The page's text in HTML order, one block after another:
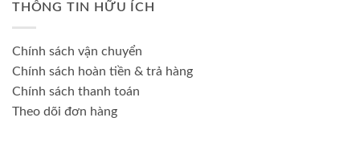
THÔNG TIN HỮU ÍCH
Chính sách vận chuyển
Chính sách hoàn tiền & trả hàng
Chính sách thanh toán
Theo dõi đơn hàng